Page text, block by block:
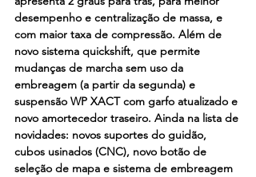
desempenho e centralização de massa, e
com maior taxa de compressão. Além de
novo sistema quickshift, que permite
mudanças de marcha sem uso da
embreagem (a partir da segunda) e
suspensão WP XACT com garfo atualizado e
novo amortecedor traseiro. Ainda na lista de
novidades: novos suportes do guidão,
cubos usinados (CNC), novo botão de
seleção de mapa e sistema de embreagem